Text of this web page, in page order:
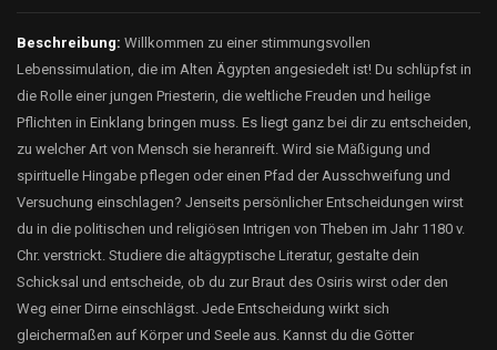
Beschreibung: Willkommen zu einer stimmungsvollen
Lebenssimulation, die im Alten Ägypten angesiedelt ist! Du schlüpfst in
die Rolle einer jungen Priesterin, die weltliche Freuden und heilige
Pflichten in Einklang bringen muss. Es liegt ganz bei dir zu entscheiden,
zu welcher Art von Mensch sie heranreift. Wird sie Mäßigung und
spirituelle Hingabe pflegen oder einen Pfad der Ausschweifung und
Versuchung einschlagen? Jenseits persönlicher Entscheidungen wirst
du in die politischen und religiösen Intrigen von Theben im Jahr 1180 v.
Chr. verstrickt. Studiere die altägyptische Literatur, gestalte dein
Schicksal und entscheide, ob du zur Braut des Osiris wirst oder den
Weg einer Dirne einschlägst. Jede Entscheidung wirkt sich
gleichermaßen auf Körper und Seele aus. Kannst du die Götter